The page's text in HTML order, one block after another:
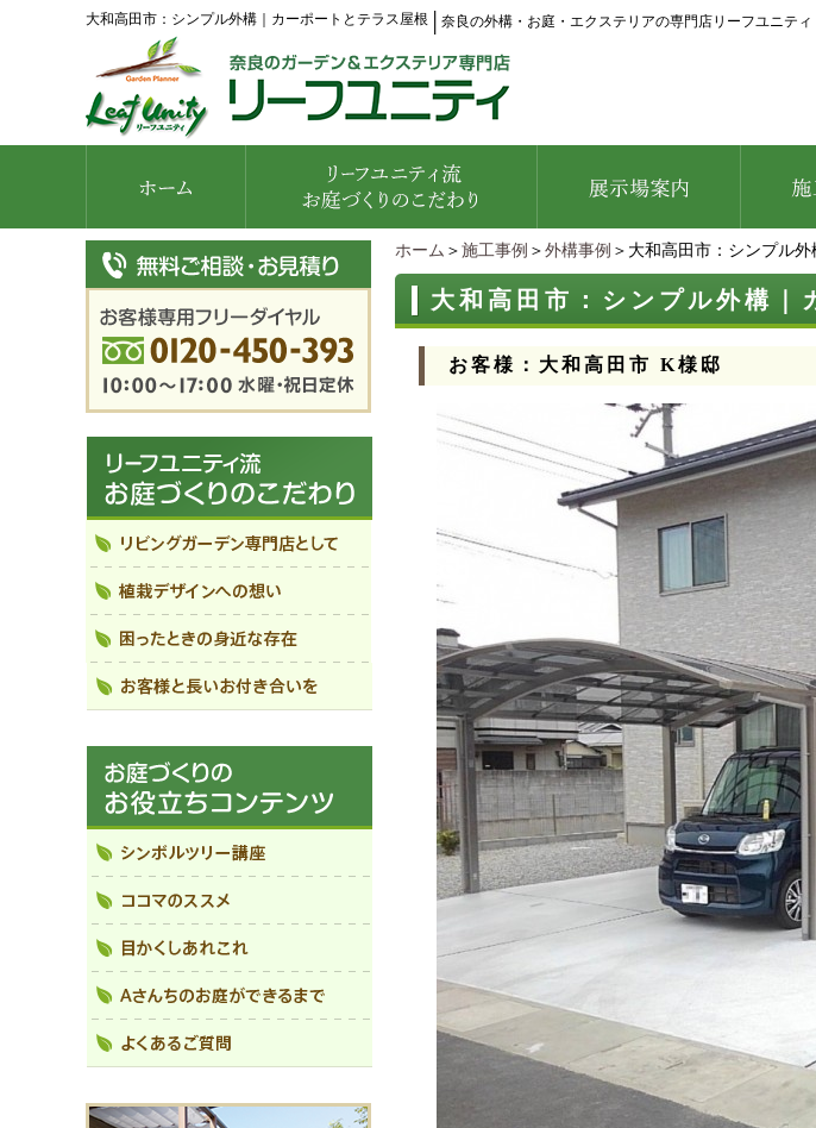
大和高田市：シンプル外構｜カーポートとテラス屋根 奈良の外構・お庭・エクステリアの専門店リーフユニティ
ホーム ＞ 施工事例 ＞ 外構事例 ＞大和高田市：シンプル
大和高田市：シンプル外構｜
お客様：大和高田市 K様邸